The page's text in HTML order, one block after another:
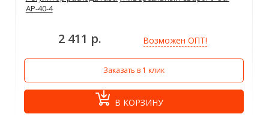
АР-40-4
2 411 р. Возможен ОПТ!
Заказать в 1 клик
В КОРЗИНУ